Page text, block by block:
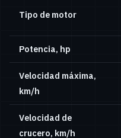
Tipo de motor
Potencia, hp
Velocidad máxima,
km/h
Velocidad de
crucero, km/h